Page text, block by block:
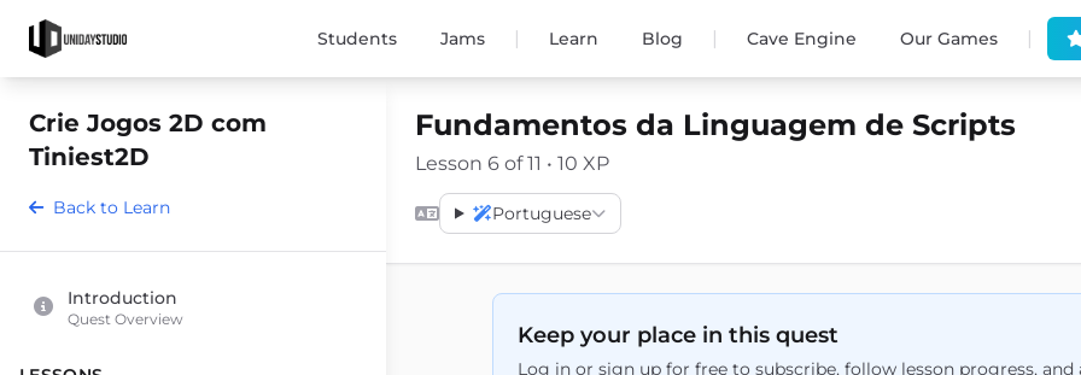
Students Jams | Learn Blog | Cave Engine Our Games |
Crie Jogos 2D com
Tiniest2D
Back to Learn
Introduction
Quest Overview
Fundamentos da Linguagem de Scripts
Lesson 6 of 11 • 10 XP
Portuguese
Keep your place in this quest
Log in or sign up for free to subscribe, follow lesson progress, and